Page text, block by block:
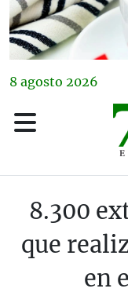
8 agosto 2026
8.300
que
en